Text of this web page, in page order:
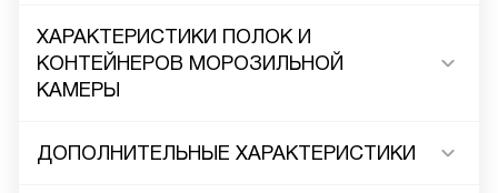
ХАРАКТЕРИСТИКИ ПОЛОК И
КОНТЕЙНЕРОВ МОРОЗИЛЬНОЙ
КАМЕРЫ
ДОПОЛНИТЕЛЬНЫЕ ХАРАКТЕРИСТИКИ